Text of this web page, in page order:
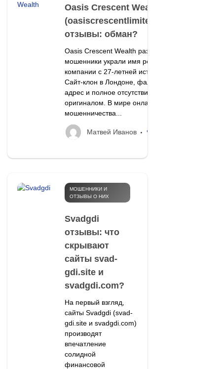
Oasis Crescent Wealth
(oasiscrescentlimited.com)
отзывы: обман?
Oasis Crescent Wealth разбор: как
мошенники украли имя реальной
компании с 27-летней историей.
Сайт-клон в Лондоне, фальшивый
адрес и полное отсутствие связи с
оригиналом. В мире онлайн-
мошенничества...
Матвей Иванов
МОШЕННИКИ И
ОТЗЫВЫ О НИХ
Svadgdi
отзывы: что
скрывают
сайты svad-
gdi.site и
svadgdi.com?
На первый взгляд,
сайты Svadgdi (svad-
gdi.site и svadgdi.com)
производят
впечатление
солидной
финансовой